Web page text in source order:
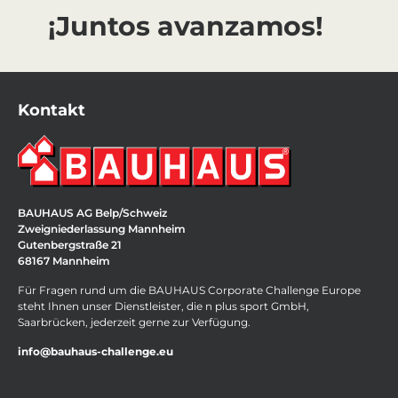
¡Juntos avanzamos!
Kontakt
BAUHAUS AG Belp/Schweiz
Zweigniederlassung Mannheim
Gutenbergstraße 21
68167 Mannheim
Für Fragen rund um die BAUHAUS Corporate Challenge Europe
steht Ihnen unser Dienstleister, die n plus sport GmbH,
Saarbrücken, jederzeit gerne zur Verfügung.
info@bauhaus-challenge.eu